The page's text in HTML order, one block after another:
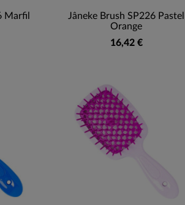
Marfil
Jâneke Brush SP226 Pastel
Orange
16,42 €